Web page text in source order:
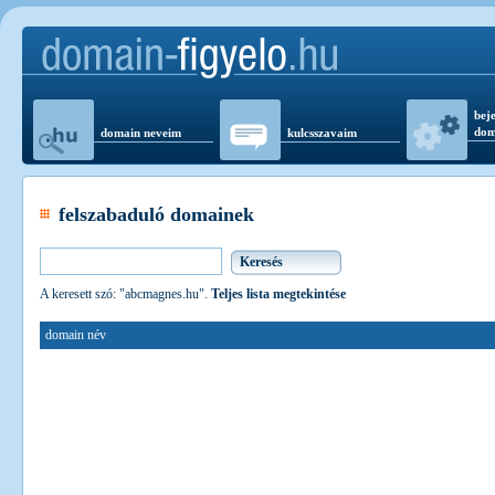
domain neveim kulcsszavaim
felszabaduló domainek
A keresett szó: "abcmagnes.hu". Teljes lista megtekintése
domain név